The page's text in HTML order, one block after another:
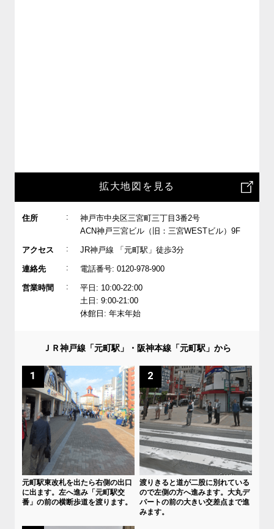
拡大地図を見る
住所 :
神戸市中央区三宮町三丁目3番2号
ACN神戸三宮ビル（旧：三宮WESTビル）9F
アクセス : JR神戸線 「元町駅」徒歩3分
連絡先 : 電話番号: 0120-978-900
営業時間 :
平日: 10:00-22:00
土日: 9:00-21:00
休館日: 年末年始
ＪＲ神戸線「元町駅」・阪神本線「元町駅」から
1
元町駅東改札を出たら右側の出口
に出ます。左へ進み「元町駅交
番」の前の横断歩道を渡ります。
2
渡りきると道が二股に別れている
ので左側の方へ進みます。大丸デ
パートの前の大きい交差点まで進
みます。